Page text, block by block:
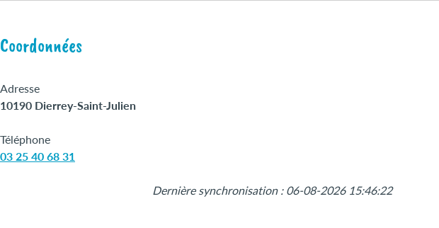
Coordonnées
Adresse
10190 Dierrey-Saint-Julien
Téléphone
03 25 40 68 31
Dernière synchronisation : 06-08-2026 15:46:22